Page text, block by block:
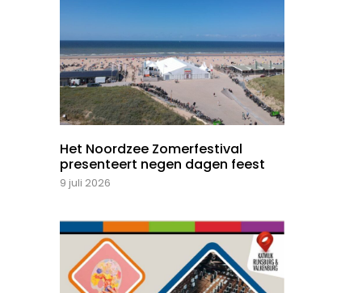
Het Noordzee Zomerfestival
presenteert negen dagen feest
9 juli 2026